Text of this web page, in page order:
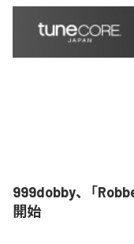
999dobby、「
開始